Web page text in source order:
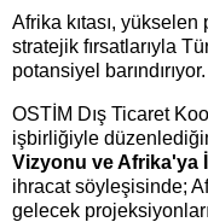
Afrika kıtası,
stratejik fırsatlarıyla
potansiyel barındırıyor.
OSTİM Dış Ticaret
işbirliğiyle
Vizyonu ve Afrika'ya
ihracat söyleşisinde;
gelecek